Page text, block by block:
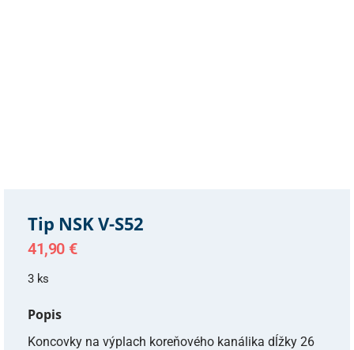
Tip NSK V-S52
41,90 €
3 ks
Popis
Koncovky na výplach koreňového kanálika dĺžky 26